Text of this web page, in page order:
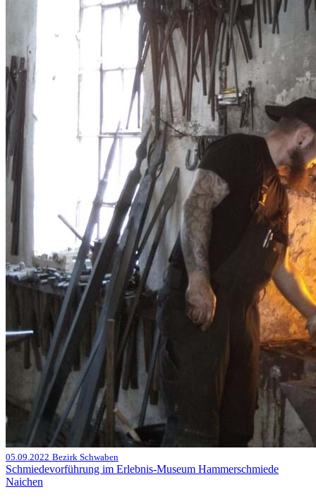
05.09.2022 Bezirk Schwaben
Schmiedevorführung im Erlebnis-Museum Hammerschmiede
Naichen